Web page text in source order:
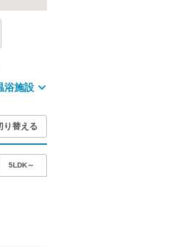
浴施設
り替える
5LDK～